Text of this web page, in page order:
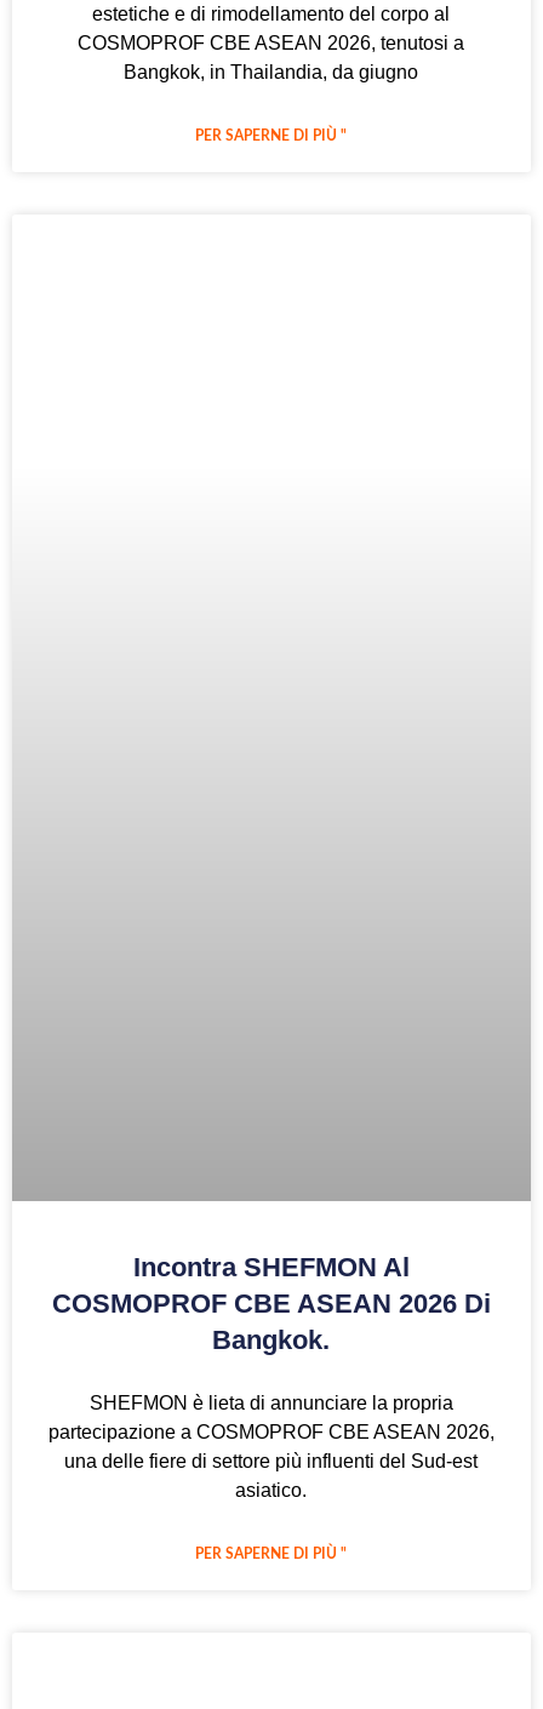
estetiche e di rimodellamento del corpo al
COSMOPROF CBE ASEAN 2026, tenutosi a
Bangkok, in Thailandia, da giugno
PER SAPERNE DI PIÙ "
Incontra SHEFMON Al
COSMOPROF CBE ASEAN 2026 Di
Bangkok.
SHEFMON è lieta di annunciare la propria
partecipazione a COSMOPROF CBE ASEAN 2026,
una delle fiere di settore più influenti del Sud-est
asiatico.
PER SAPERNE DI PIÙ "